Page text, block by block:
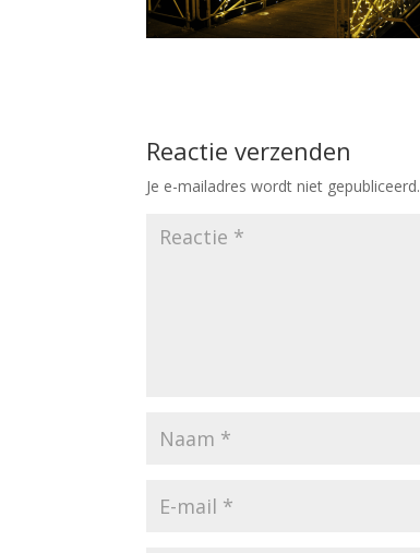
Reactie verzenden
Je e-mailadres wordt niet gepubliceerd.